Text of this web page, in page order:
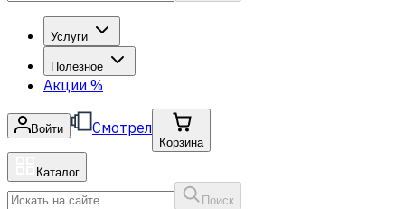
Услуги
Полезное
Акции %
Войти Смотрел
Корзина
Каталог
Поиск